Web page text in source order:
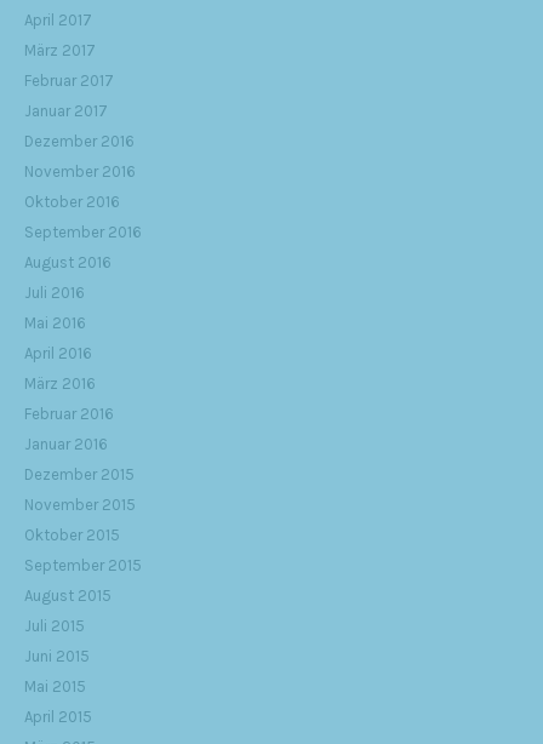
April 2017
März 2017
Februar 2017
Januar 2017
Dezember 2016
November 2016
Oktober 2016
September 2016
August 2016
Juli 2016
Mai 2016
April 2016
März 2016
Februar 2016
Januar 2016
Dezember 2015
November 2015
Oktober 2015
September 2015
August 2015
Juli 2015
Juni 2015
Mai 2015
April 2015